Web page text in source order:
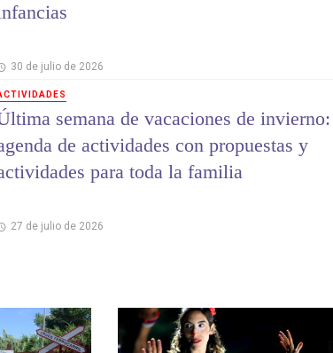
30 de julio de 2026
semana de vacaciones de invierno:
de actividades con propuestas y
para toda la familia
27 de julio de 2026